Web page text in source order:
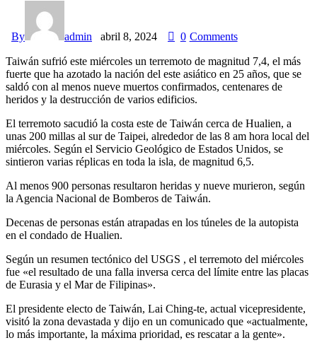
By admin abril 8, 2024 0 Comments
Taiwán sufrió este miércoles un terremoto de magnitud 7,4, el más
fuerte que ha azotado la nación del este asiático en 25 años, que se
saldó con al menos nueve muertos confirmados, centenares de
heridos y la destrucción de varios edificios.
El terremoto sacudió la costa este de Taiwán cerca de Hualien, a
unas 200 millas al sur de Taipei, alrededor de las 8 am hora local del
miércoles. Según el Servicio Geológico de Estados Unidos, se
sintieron varias réplicas en toda la isla, de magnitud 6,5.
Al menos 900 personas resultaron heridas y nueve murieron, según
la Agencia Nacional de Bomberos de Taiwán.
Decenas de personas están atrapadas en los túneles de la autopista
en el condado de Hualien.
Según un resumen tectónico del USGS , el terremoto del miércoles
fue «el resultado de una falla inversa cerca del límite entre las placas
de Eurasia y el Mar de Filipinas».
El presidente electo de Taiwán, Lai Ching-te, actual vicepresidente,
visitó la zona devastada y dijo en un comunicado que «actualmente,
lo más importante, la máxima prioridad, es rescatar a la gente».